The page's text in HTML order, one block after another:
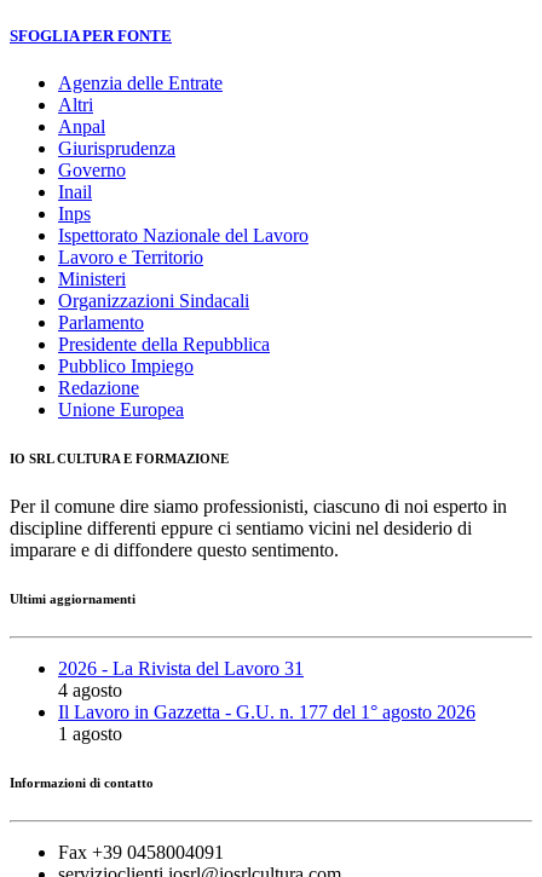
SFOGLIA PER FONTE
Agenzia delle Entrate
Altri
Anpal
Giurisprudenza
Governo
Inail
Inps
Ispettorato Nazionale del Lavoro
Lavoro e Territorio
Ministeri
Organizzazioni Sindacali
Parlamento
Presidente della Repubblica
Pubblico Impiego
Redazione
Unione Europea
IO SRL CULTURA E FORMAZIONE
Per il comune dire siamo professionisti, ciascuno di noi esperto in
discipline differenti eppure ci sentiamo vicini nel desiderio di
imparare e di diffondere questo sentimento.
Ultimi aggiornamenti
2026 - La Rivista del Lavoro 31
4 agosto
Il Lavoro in Gazzetta - G.U. n. 177 del 1° agosto 2026
1 agosto
Informazioni di contatto
Fax +39 0458004091